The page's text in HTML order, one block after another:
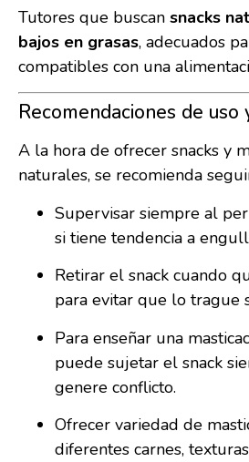
Tutores que buscan snacks
bajos en grasas, adecuados
compatibles con una
Recomendaciones de uso
A la hora de ofrecer snacks y
naturales, se recomienda
Supervisar siempre al
si tiene tendencia a
Retirar el snack cuando
para evitar que lo trague
Para enseñar una
puede sujetar el snack
genere conflicto.
Ofrecer variedad de
diferentes carnes,